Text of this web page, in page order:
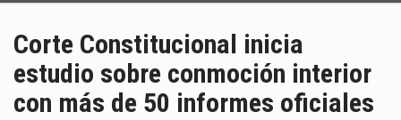
Corte Constitucional inicia
estudio sobre conmoción interior
con más de 50 informes oficiales